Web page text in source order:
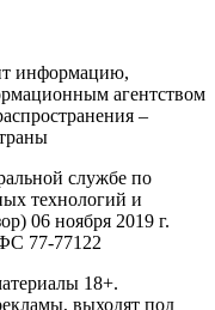
информацию,
агентством
–
службе по
технологий и
06 ноября 2019 г.
77-77122
18+.
выходят под